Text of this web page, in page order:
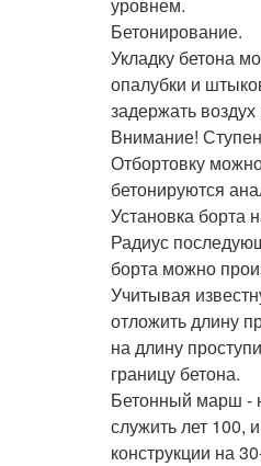
Бетонирование.
Укладку бетона
опалубки и
задержать
Внимание!
Отбортовку
бетонируются
Установка борта
Радиус
борта можно
Учитывая
отложить длину
на длину
границу бетона.
Бетонный марш -
служить лет 100,
конструкции на